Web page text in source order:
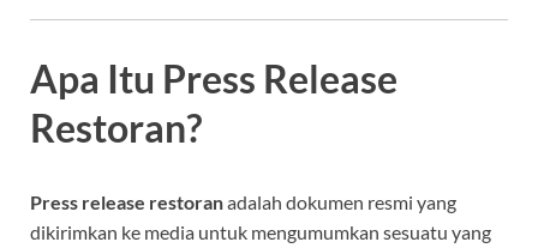
Apa Itu Press Release
Restoran?
Press release restoranadalah dokumen resmi yang
dikirimkan ke media untuk mengumumkan sesuatu yang